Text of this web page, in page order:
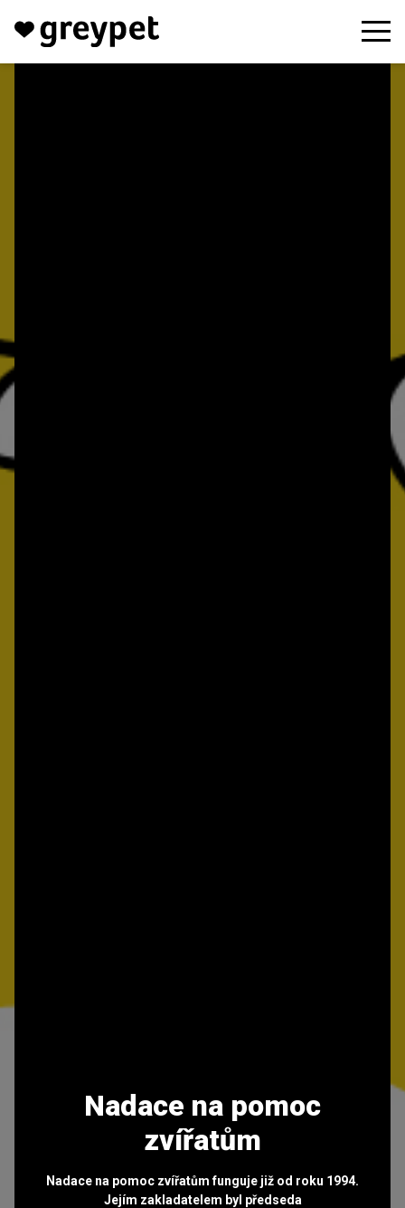
Nadace na pomoc
zvířatům
Nadace na pomoc zvířatům funguje již od roku 1994.
Jejím zakladatelem byl předseda